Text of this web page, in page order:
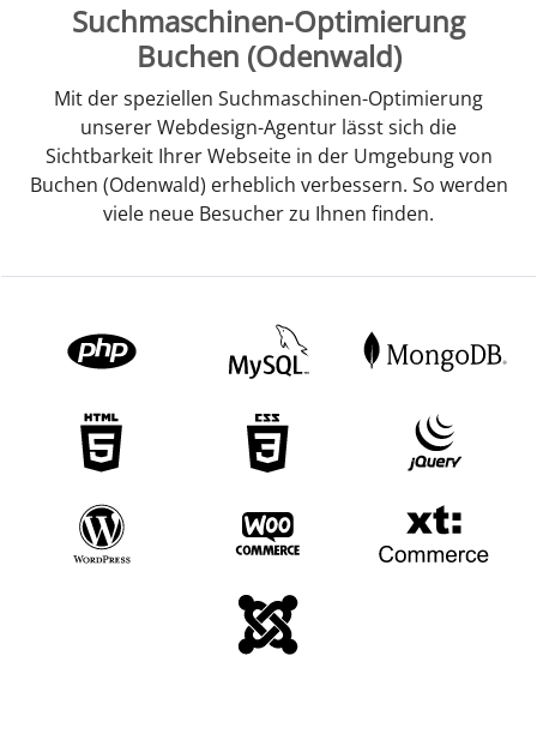
Suchmaschinen-Optimierung
Buchen (Odenwald)
Mit der speziellen Suchmaschinen-Optimierung
unserer Webdesign-Agentur lässt sich die
Sichtbarkeit Ihrer Webseite in der Umgebung von
Buchen (Odenwald) erheblich verbessern. So werden
viele neue Besucher zu Ihnen finden.